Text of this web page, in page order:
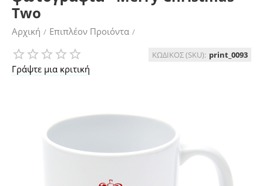
Two
Αρχική / Επιπλέον Προιόντα /
Χριστουγεννιάτικα Στολίδια
Γράψτε μια κριτική
ΚΩΔΙΚΟΣ (SKU): print_0093